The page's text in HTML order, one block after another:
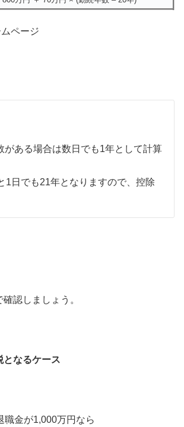
ページ
がある場合は数日でも1年として計算
1日でも21年となりますので、控除
認しましょう。
なるケース
職金が1,000万円なら